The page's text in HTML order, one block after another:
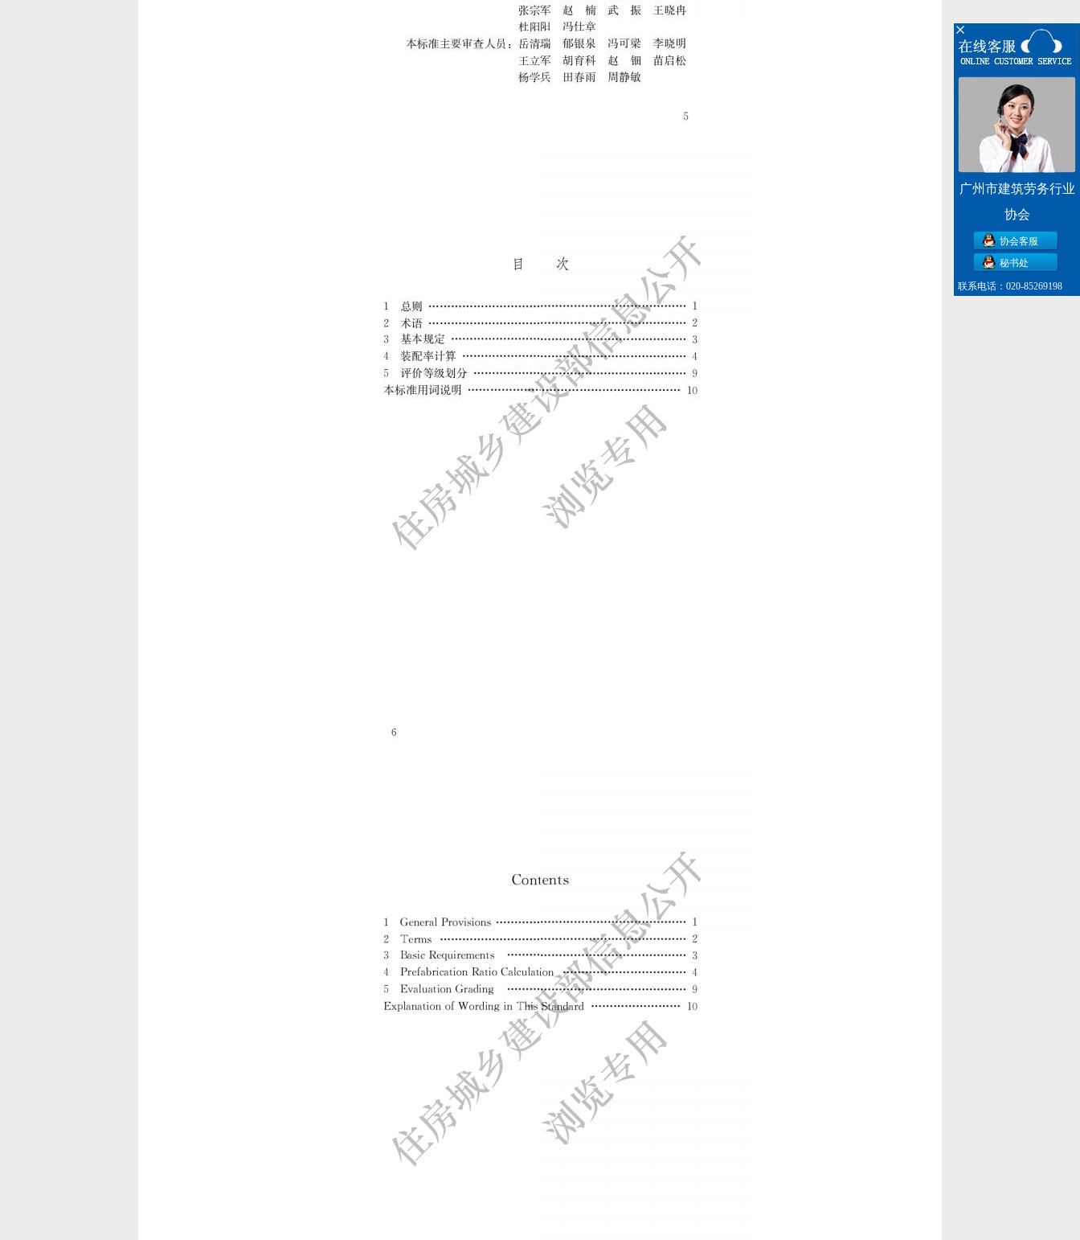
广州市建筑劳务行业
协会
协会客服
秘书处
联系电话：020-85269198